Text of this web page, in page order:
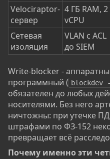
Velociraptor-
сервер
4 ГБ RAM, 2
vCPU
Сетевая
изоляция
VLAN с ACL
до SIEM
Write-blocker -
программный ( blockdev
обязателен до любых
носителями. Без него
ничтожны: при утечке
штрафами по ФЗ-152
превращает всё
Почему именно эти